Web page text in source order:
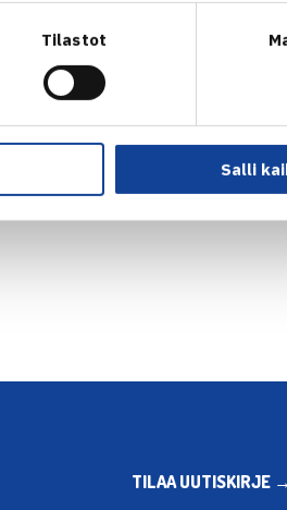
Tilastot
Salli
TILAA UUTISKIRJE →